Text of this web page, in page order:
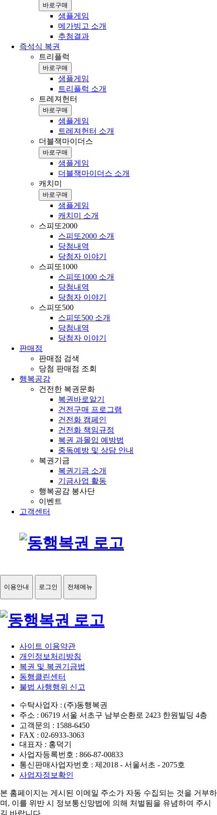
바로구매
샘플게임
메가빙고 소개
추첨결과
즉석식 복권
트리플럭
바로구매
샘플게임
트리플럭 소개
트레져헌터
바로구매
샘플게임
트레져헌터 소개
더블잭마이더스
바로구매
샘플게임
더블잭마이더스 소개
캐치미
바로구매
샘플게임
캐치미 소개
스피또2000
스피또2000 소개
당첨내역
당첨자 이야기
스피또1000
스피또1000 소개
당첨내역
당첨자 이야기
스피또500
스피또500 소개
당첨내역
당첨자 이야기
판매점
판매점 검색
당첨 판매점 조회
행복공감
건전한 복권문화
복권바로알기
건전구매 프로그램
건전화 캠페인
건전화 책임규정
복권 과몰입 예방법
중독예방 및 상담 안내
복권기금
복권기금 소개
기금사업 활동
행복공감 봉사단
이벤트
고객센터
이용안내 로그인 전체메뉴
사이트 이용약관
개인정보처리방침
복권 및 복권기금법
동행클린센터
불법 사행행위 신고
수탁사업자 : (주)동행복권
주소 : 06719 서울 서초구 남부순환로 2423 한원빌딩 4층
고객문의 : 1588-6450
FAX : 02-6933-3063
대표자 : 홍덕기
사업자등록번호 : 866-87-00833
통신판매사업자번호 : 제2018 - 서울서초 - 2075호
사업자정보확인
본 홈페이지는 게시된 이메일 주소가 자동 수집되는 것을 거부하
며, 이를 위반 시 정보통신망법에 의해 처벌됨을 유념하여 주시